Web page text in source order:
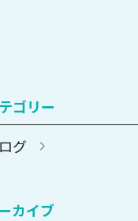
ゴリー
グ
カイブ